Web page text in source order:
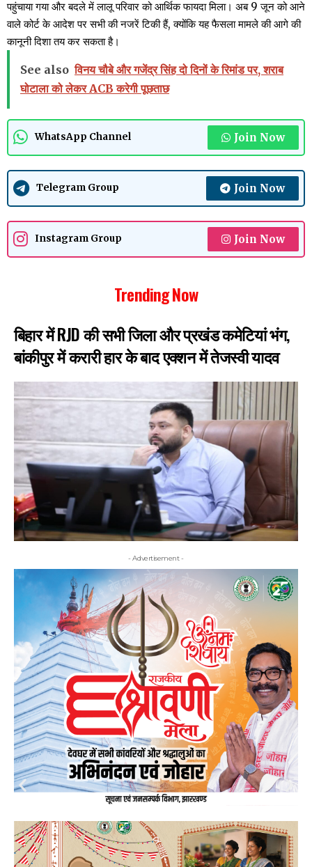
पहुंचाया गया और बदले में लालू परिवार को आर्थिक फायदा मिला। अब 9 जून को आने
वाले कोर्ट के आदेश पर सभी की नजरें टिकी हैं, क्योंकि यह फैसला मामले की आगे की
कानूनी दिशा तय कर सकता है।
See also विनय चौबे और गजेंद्र सिंह दो दिनों के रिमांड पर, शराब
घोटाला को लेकर ACB करेगी पूछताछ
WhatsApp Channel Join Now
Telegram Group Join Now
Instagram Group Join Now
Trending Now
बिहार में RJD की सभी जिला और प्रखंड कमेटियां भंग,
बांकीपुर में करारी हार के बाद एक्शन में तेजस्वी यादव
- Advertisement -